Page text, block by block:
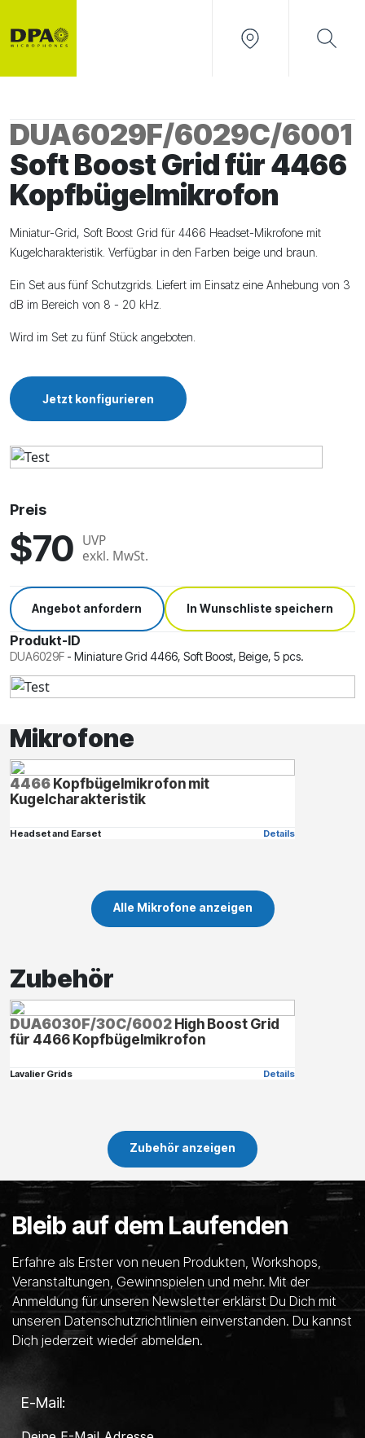
DUA6029F/6029C/6001
Soft Boost Grid für 4466
Kopfbügelmikrofon
Miniatur-Grid, Soft Boost Grid für 4466 Headset-Mikrofone mit
Kugelcharakteristik. Verfügbar in den Farben beige und braun.
Ein Set aus fünf Schutzgrids. Liefert im Einsatz eine Anhebung von 3
dB im Bereich von 8 - 20 kHz.
Wird im Set zu fünf Stück angeboten.
Jetzt konfigurieren
Preis
$70 UVP
exkl. MwSt.
Angebot anfordern In Wunschliste speichern
Produkt-ID
DUA6029F - Miniature Grid 4466, Soft Boost, Beige, 5 pcs.
Mikrofone
4466Kopfbügelmikrofon mit
Kugelcharakteristik
Headset and Earset Details
Alle Mikrofone anzeigen
Zubehör
DUA6030F/30C/6002High Boost Grid
für 4466 Kopfbügelmikrofon
Lavalier Grids Details
Zubehör anzeigen
Bleib auf dem Laufenden
Erfahre als Erster von neuen Produkten, Workshops,
Veranstaltungen, Gewinnspielen und mehr. Mit der
Anmeldung für unseren Newsletter erklärst Du Dich mit
unseren Datenschutzrichtlinien einverstanden. Du kannst
Dich jederzeit wieder abmelden.
E-Mail: